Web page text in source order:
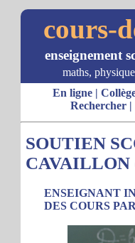
cours-
enseignement
maths,
En ligne|
Rechercher|
SOUTIEN
CAVAILLON
ENSEIGNANT
DES COURS